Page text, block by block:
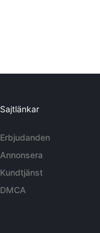
Sajtlänkar
Erbjudanden
Annonsera
Kundtjänst
DMCA